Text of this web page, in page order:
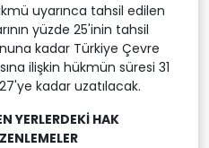
uyarınca tahsil edilen
yüzde 25'inin tahsil
kadar Türkiye Çevre
ilişkin hükmün süresi 31
kadar uzatılacak.
YERLERDEKİ HAK